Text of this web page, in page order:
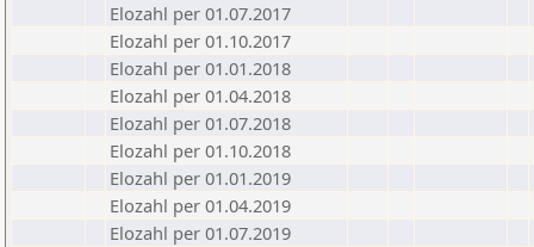
Elozahl per 01.07.2017
Elozahl per 01.10.2017
Elozahl per 01.01.2018
Elozahl per 01.04.2018
Elozahl per 01.07.2018
Elozahl per 01.10.2018
Elozahl per 01.01.2019
Elozahl per 01.04.2019
Elozahl per 01.07.2019